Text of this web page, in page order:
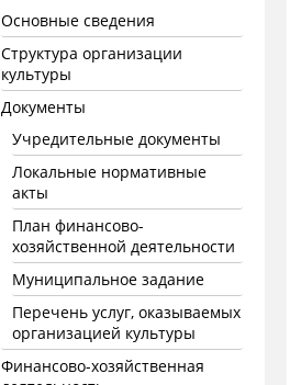
Основные сведения
Структура организации
культуры
Документы
Учредительные документы
Локальные нормативные
акты
План финансово-
хозяйственной деятельности
Муниципальное задание
Перечень услуг, оказываемых
организацией культуры
Финансово-хозяйственная